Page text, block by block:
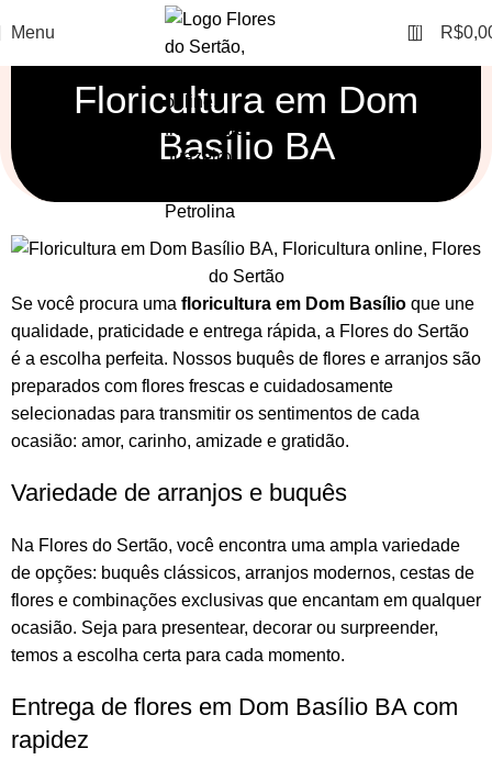
Menu 0 R$
Floricultura em Dom
Basílio BA
Se você procura uma floricultura em Dom Basílio que une
qualidade, praticidade e entrega rápida, a Flores do Sertão
é a escolha perfeita. Nossos buquês de flores e arranjos são
preparados com flores frescas e cuidadosamente
selecionadas para transmitir os sentimentos de cada
ocasião: amor, carinho, amizade e gratidão.
Variedade de arranjos e buquês
Na Flores do Sertão, você encontra uma ampla variedade
de opções: buquês clássicos, arranjos modernos, cestas de
flores e combinações exclusivas que encantam em qualquer
ocasião. Seja para presentear, decorar ou surpreender,
temos a escolha certa para cada momento.
Entrega de flores em Dom Basílio BA com
rapidez